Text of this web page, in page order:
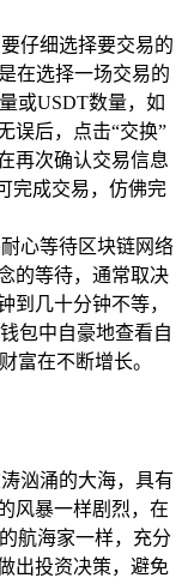
仔细选择要交易的
在选择一场交易的
或USDT数量，如
误后，点击“交换”
再次确认交易信息
完成交易，仿佛完
心等待区块链网络
的等待，通常取决
到几十分钟不等，
包中自豪地查看自
富在不断增长。
汹涌的大海，具有
风暴一样剧烈，在
航海家一样，充分
出投资决策，避免